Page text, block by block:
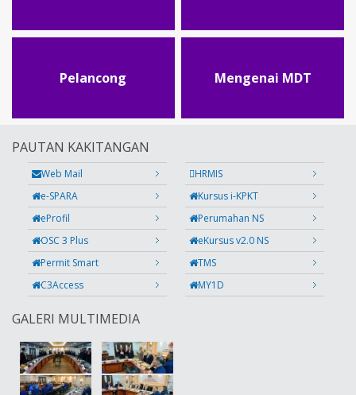
Pelancong Mengenai MDT
PAUTAN KAKITANGAN
Web Mail
HRMIS
e-SPARA
Kursus i-KPKT
eProfil
Perumahan NS
OSC 3 Plus
eKursus v2.0 NS
Permit Smart
TMS
C3Access
MY1D
GALERI MULTIMEDIA